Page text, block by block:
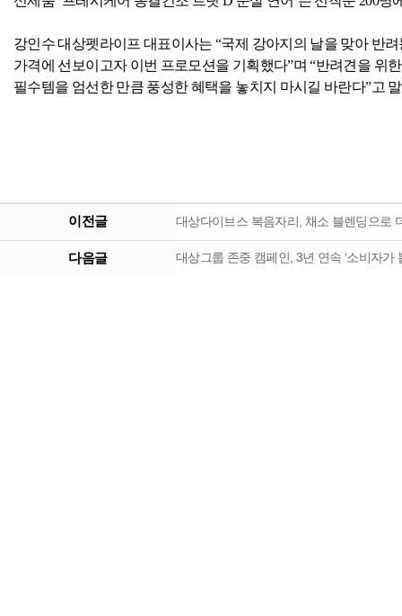
강인수 대상펫라이프 대표이사는 “국제 강아지의 날을 맞아 반
가격에 선보이고자 이번 프로모션을 기획했다”며 “반려견을 위
필수템을 엄선한 만큼 풍성한 혜택을 놓치지 마시길 바란다”고
이전글 대상다이브스 복음자리, 채소 블렌딩으로
다음글 대상그룹 존중 캠페인, 3년 연속 ‘소비자가